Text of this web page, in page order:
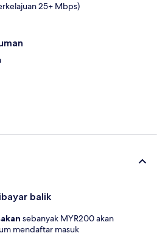
25+ Mbps)
balik
sebanyak MYR200 akan
mendaftar masuk